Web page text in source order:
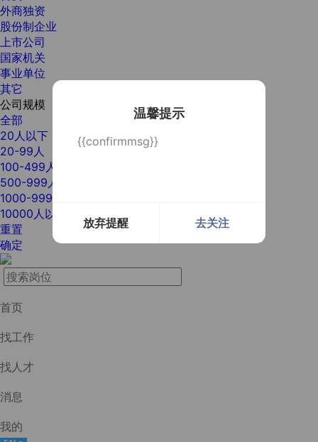
温馨提示
{{confirmmsg}}
放弃提醒 去关注
外商独资
股份制企业
上市公司
国家机关
事业单位
其它
公司规模
全部
20人以下
20-99人
100-499人
500-999人
1000-9999人
10000人以上
重置
确定
首页
找工作
找人才
消息
我的